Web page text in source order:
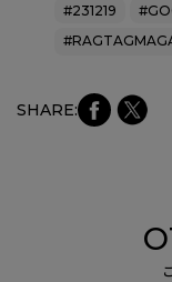
#231219
SHARE:faceb
ookに
Xにシ
ェア